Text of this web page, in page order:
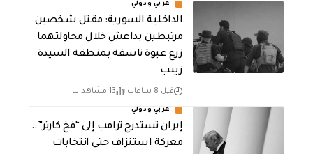
عربي ودولي
الداخلية السورية: مقتل شخصين
مرتبطين بداعش خلال محاولتهما
زرع عبوة ناسفة بمنطقة السيدة
زينب
قبل 8 ساعات 13 مشاهدات
عربي ودولي
إيران تستدرج ترامب إلى “فخ كارتر”..
معركة استنزاف حتى انتخابات